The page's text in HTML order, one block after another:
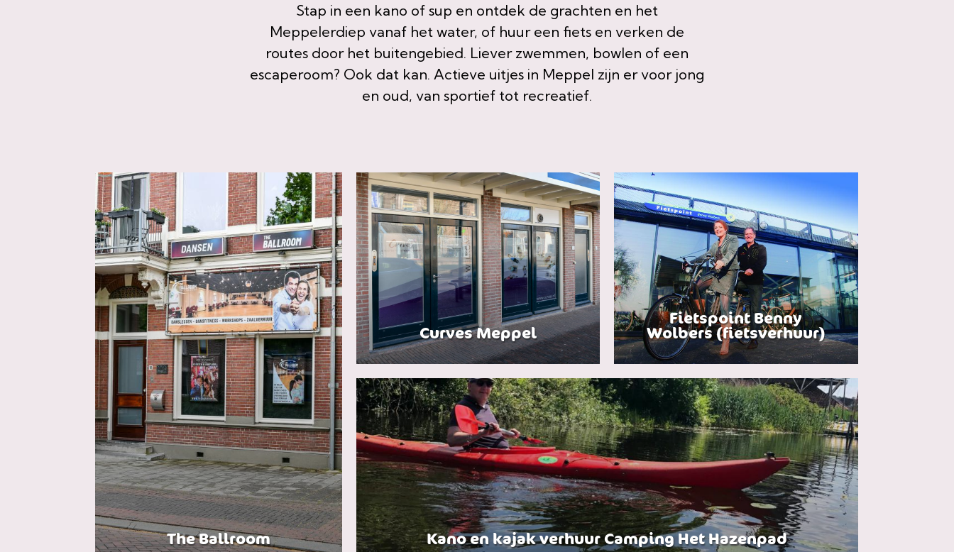
Stap in een kano of sup en ontdek de grachten en het
Meppelerdiep vanaf het water, of huur een fiets en verken de
routes door het buitengebied. Liever zwemmen, bowlen of een
escaperoom? Ook dat kan. Actieve uitjes in Meppel zijn er voor jong
en oud, van sportief tot recreatief.
The Ballroom
Curves Meppel
Fietspoint Benny
Wolbers (fietsverhuur)
Kano en kajak verhuur Camping Het Hazenpad